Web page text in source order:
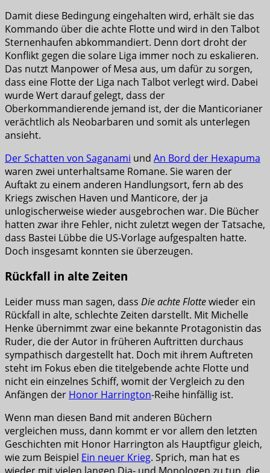
Damit diese Bedingung eingehalten wird, erhält sie das
Kommando über die achte Flotte und wird in den Talbot
Sternenhaufen abkommandiert. Denn dort droht der
Konflikt gegen die solare Liga immer noch zu eskalieren.
Das nutzt Manpower of Mesa aus, um dafür zu sorgen,
dass eine Flotte der Liga nach Talbot verlegt wird. Dabei
wurde Wert darauf gelegt, dass der
Oberkommandierende jemand ist, der die Manticorianer
verächtlich als Neobarbaren und somit als unterlegen
ansieht.
Der Schatten von Saganami und An Bord der Hexapuma
waren zwei unterhaltsame Romane. Sie waren der
Auftakt zu einem anderen Handlungsort, fern ab des
Kriegs zwischen Haven und Manticore, der ja
unlogischerweise wieder ausgebrochen war. Die Bücher
hatten zwar ihre Fehler, nicht zuletzt wegen der Tatsache,
dass Bastei Lübbe die US-Vorlage aufgespalten hatte.
Doch insgesamt konnten sie überzeugen.
Rückfall in alte Zeiten
Leider muss man sagen, dass Die achte Flottewieder ein
Rückfall in alte, schlechte Zeiten darstellt. Mit Michelle
Henke übernimmt zwar eine bekannte Protagonistin das
Ruder, die der Autor in früheren Auftritten durchaus
sympathisch dargestellt hat. Doch mit ihrem Auftreten
steht im Fokus eben die titelgebende achte Flotte und
nicht ein einzelnes Schiff, womit der Vergleich zu den
Anfängen der Honor Harrington-Reihe hinfällig ist.
Wenn man diesen Band mit anderen Büchern
vergleichen muss, dann kommt er vor allem den letzten
Geschichten mit Honor Harrington als Hauptfigur gleich,
wie zum Beispiel Ein neuer Krieg. Sprich, man hat es